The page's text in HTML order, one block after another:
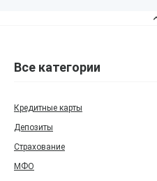
Все категории
Кредитные карты
Депозиты
Страхование
МФО